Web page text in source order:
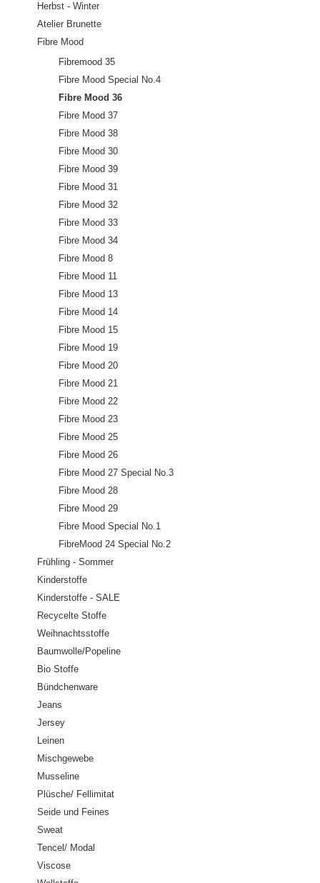
Herbst - Winter
Atelier Brunette
Fibre Mood
Fibremood 35
Fibre Mood Special No.4
Fibre Mood 36
Fibre Mood 37
Fibre Mood 38
Fibre Mood 30
Fibre Mood 39
Fibre Mood 31
Fibre Mood 32
Fibre Mood 33
Fibre Mood 34
Fibre Mood 8
Fibre Mood 11
Fibre Mood 13
Fibre Mood 14
Fibre Mood 15
Fibre Mood 19
Fibre Mood 20
Fibre Mood 21
Fibre Mood 22
Fibre Mood 23
Fibre Mood 25
Fibre Mood 26
Fibre Mood 27 Special No.3
Fibre Mood 28
Fibre Mood 29
Fibre Mood Special No.1
FibreMood 24 Special No.2
Frühling - Sommer
Kinderstoffe
Kinderstoffe - SALE
Recycelte Stoffe
Weihnachtsstoffe
Baumwolle/Popeline
Bio Stoffe
Bündchenware
Jeans
Jersey
Leinen
Mischgewebe
Musseline
Plüsche/ Fellimitat
Seide und Feines
Sweat
Tencel/ Modal
Viscose